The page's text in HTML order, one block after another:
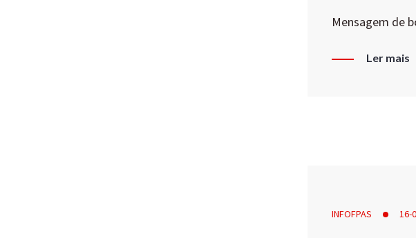
Mensagem de
Ler mais
INFOFPAS 16-